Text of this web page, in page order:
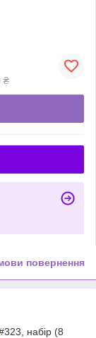
₴
повернення
набір (8